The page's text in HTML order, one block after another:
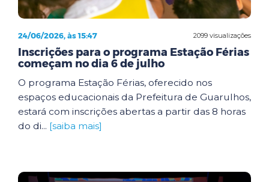
2099 visualizações
24/06/2026, às 15:47
Inscrições para o programa Estação Férias
começam no dia 6 de julho
O programa Estação Férias, oferecido nos
espaços educacionais da Prefeitura de Guarulhos,
estará com inscrições abertas a partir das 8 horas
do di... [saiba mais]